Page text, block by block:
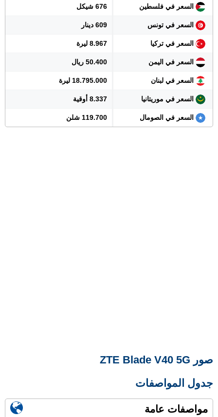
السعر في فلسطين 676 شيكل
السعر في تونس 609 دينار
السعر في تركيا 8.967 ليرة
السعر في اليمن 50.400 ريال
السعر في لبنان 18.795.000 ليرة
السعر في موريتانيا 8.337 أوقية
السعر في الصومال 119.700 شلن
صور ZTE Blade V40 5G
جدول المواصفات
مواصفات عامة